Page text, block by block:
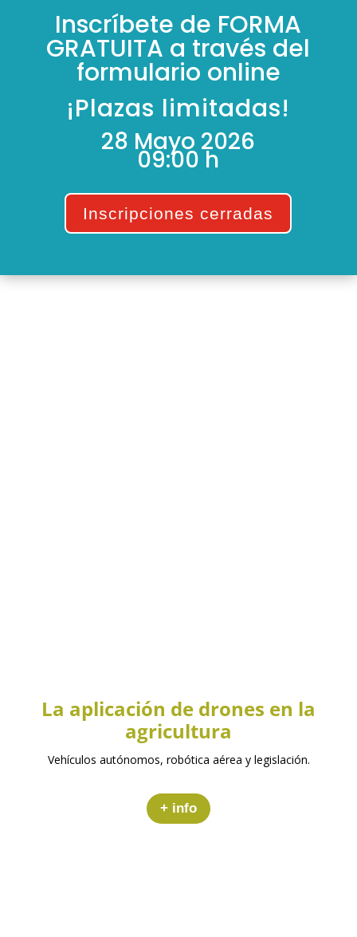
Inscríbete de FORMA
GRATUITA a través del
formulario online
¡Plazas limitadas!
28 Mayo 2026
09:00 h
Inscripciones cerradas
La aplicación de drones en la
agricultura
Vehículos autónomos, robótica aérea y legislación.
+ info